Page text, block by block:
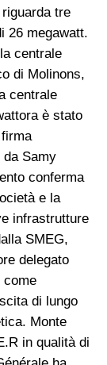
tre
26 megawatt.
centrale
di Molinons,
centrale
è stato
da Samy
conferma
e la
infrastrutture
SMEG,
delegato
come
di lungo
Monte
in qualità di